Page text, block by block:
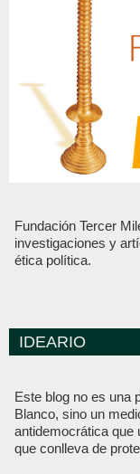
Fundación Tercer
investigaciones y
ética política.
IDEARIO
Este blog no es una
Blanco, sino un
antidemocrática que
que conlleva de